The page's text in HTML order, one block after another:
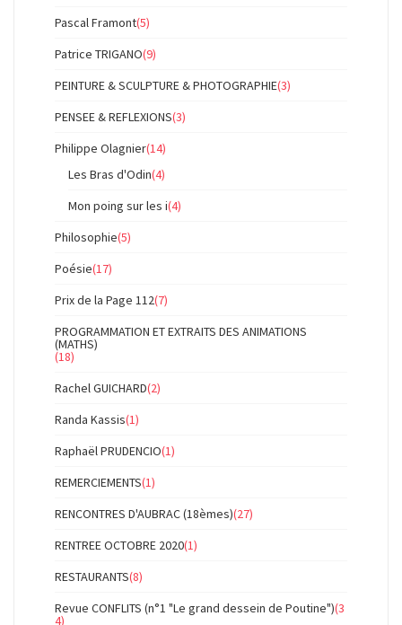
Pascal Framont(5)
Patrice TRIGANO(9)
PEINTURE & SCULPTURE & PHOTOGRAPHIE(3)
PENSEE & REFLEXIONS(3)
Philippe Olagnier(14)
Les Bras d'Odin(4)
Mon poing sur les i(4)
Philosophie(5)
Poésie(17)
Prix de la Page 112(7)
PROGRAMMATION ET EXTRAITS DES ANIMATIONS
(MATHS)
(18)
Rachel GUICHARD(2)
Randa Kassis(1)
Raphaël PRUDENCIO(1)
REMERCIEMENTS(1)
RENCONTRES D'AUBRAC (18èmes)(27)
RENTREE OCTOBRE 2020(1)
RESTAURANTS(8)
Revue CONFLITS (n°1 "Le grand dessein de Poutine")(3
4)